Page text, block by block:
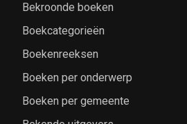
Bekroonde boeken
Boekcategorieën
Boekenreeksen
Boeken per onderwerp
Boeken per gemeente